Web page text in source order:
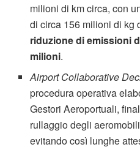
milioni di km circa, con
di circa 156 milioni di kg
riduzione di emissioni
milioni.
Airport Collaborative
procedura operativa
Gestori Aeroportuali,
rullaggio degli
evitando così lunghe